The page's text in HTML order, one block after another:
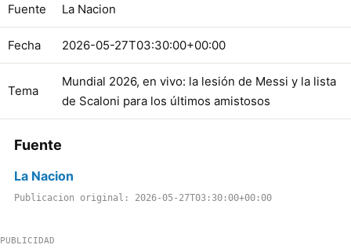
Fuente La Nacion
Fecha 2026-05-27T03:30:00+00:00
Tema
Mundial 2026, en vivo: la lesión de Messi y la lista
de Scaloni para los últimos amistosos
Fuente
La Nacion
Publicacion original: 2026-05-27T03:30:00+00:00
PUBLICIDAD